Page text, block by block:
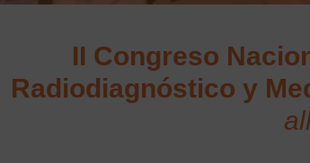
II Congreso
Radiodiagnóstico y